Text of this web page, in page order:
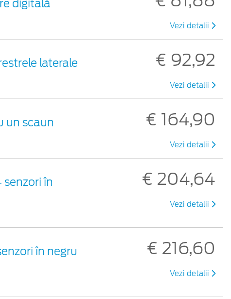
digitală
Vezi detalii
laterale € 92,92
Vezi detalii
un scaun € 164,90
Vezi detalii
în
€ 204,64
Vezi detalii
în negru
€ 216,60
Vezi detalii